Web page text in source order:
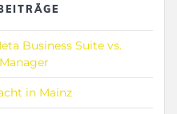
Business Suite vs.
in Mainz